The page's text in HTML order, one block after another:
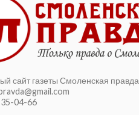
сайт газеты Смоленская правда
35-04-66